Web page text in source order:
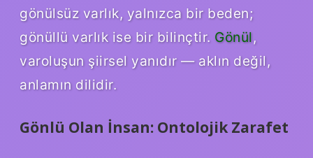
gönülsüz varlık, yalnızca bir beden;
gönüllü varlık ise bir bilinçtir. Gönül,
varoluşun şiirsel yanıdır — aklın değil,
anlamın dilidir.
Gönlü Olan İnsan: Ontolojik Zarafet